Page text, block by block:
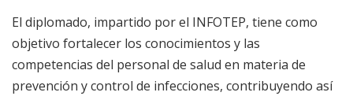
El diplomado, impartido por el INFOTEP, tiene como
objetivo fortalecer los conocimientos y las
competencias del personal de salud en materia de
prevención y control de infecciones, contribuyendo así